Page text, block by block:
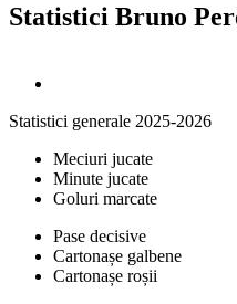
Statistici Bruno
Statistici generale 2025-2026
Meciuri jucate
Minute jucate
Goluri marcate
Pase decisive
Cartonașe galbene
Cartonașe roșii